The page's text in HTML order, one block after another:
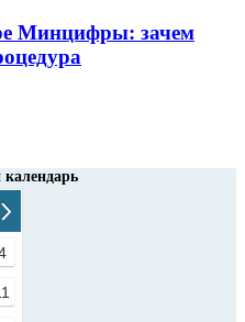
Минцифры: зачем